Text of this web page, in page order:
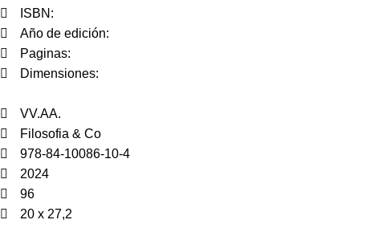
ISBN:
Año de edición:
Paginas:
Dimensiones:
VV.AA.
Filosofia & Co
978-84-10086-10-4
2024
96
20 x 27,2